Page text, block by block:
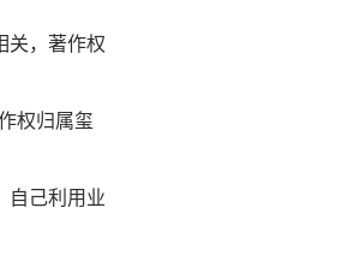
关，著作权
权归属玺
自己利用业